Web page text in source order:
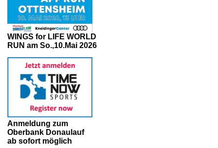
WINGS for LIFE WORLD
RUN am So.,10.Mai 2026
Anmeldung zum
Oberbank Donaulauf
ab sofort möglich